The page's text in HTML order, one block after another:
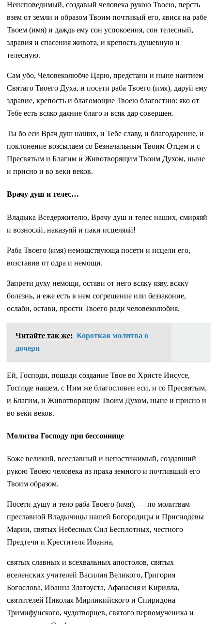
Неисповедимый, создавый человека рукою Твоею, персть
взем от земли и образом Твоим почтивый его, явися на рабе
Твоем (имя) и даждь ему сон успокоения, сон телесный,
здравия и спасения живота, и крепость душевную и
телесную.
Сам убо, Человеколюбче Царю, предстани и ныне наитием
Святаго Твоего Духа, и посети раба Твоего (имя), даруй ему
здравие, крепость и благомощие Твоею благостию: яко от
Тебе есть всяко даяние благо и всяк дар совершен.
Ты бо еси Врач душ наших, и Тебе славу, и благодарение, и
поклонение возсылаем со Безначальным Твоим Отцем и с
Пресвятым и Благим и Животворящим Твоим Духом, ныне
и присно и во веки веков.
Врачу душ и телес…
Владыка Вседержителю, Врачу душ и телес наших, смиряяй
и возносяй, наказуяй и паки исцеляяй!
Раба Твоего (имя) немощствующа посети и исцели его,
возставив от одра и немощи.
Запрети духу немощи, остави от него всяку язву, всяку
болезнь, и еже есть в нем согрешение или беззаконие,
ослаби, остави, прости Твоего ради человеколюбия.
Читайте так же: Короткая молитва о
дочери
Ей, Господи, пощади создание Твое во Христе Иисусе,
Господе нашем, с Ним же благословен еси, и со Пресвятым,
и Благим, и Животворящим Твоим Духом, ныне и присно и
во веки веков.
Молитва Господу при бессоннице
Боже великий, всеславный и непостижимый, создавший
рукою Твоею человека из праха земного и почтивший его
Твоим образом.
Посети душу и тело раба Твоего (имя), — по молитвам
преславной Владычицы нашей Богородицы и Приснодевы
Марии, святых Небесных Сил Бесплотных, честного
Предтечи и Крестителя Иоанна,
святых славных и всехвальных апостолов, святых
вселенских учителей Василия Великого, Григория
Богослова, Иоанна Златоуста, Афанасия и Кирилла,
святителей Николая Мирликийского и Спиридона
Тримифунского, чудотворцев, святого первомученика и